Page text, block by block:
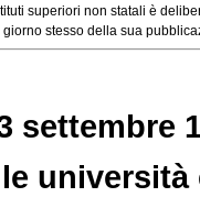
superiori non statali è
stesso della sua
settembre